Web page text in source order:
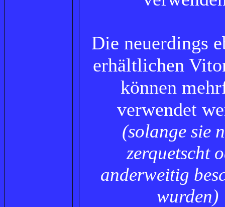
Die neuerdings
erhältlichen
können
verwendet
(solange sie
zerquetscht
anderweitig
wurden)